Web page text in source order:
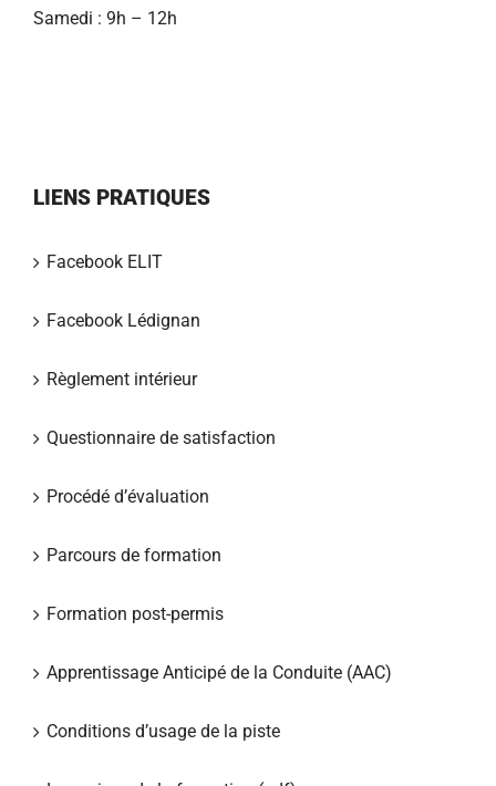
Samedi : 9h – 12h
LIENS PRATIQUES
Facebook ELIT
Facebook Lédignan
Règlement intérieur
Questionnaire de satisfaction
Procédé d’évaluation
Parcours de formation
Formation post-permis
Apprentissage Anticipé de la Conduite (AAC)
Conditions d’usage de la piste